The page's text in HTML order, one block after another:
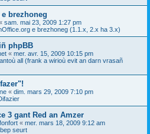
brezhoneg
sam. mai 23, 2009 1:27 pm
e brezhoneg (1.1.x, 2.x ha 3.x)
phpBB
« mer. avr. 15, 2009 10:15 pm
all (frank a wirioù evit an darn vrasañ
« dim. mars 29, 2009 7:10 pm
3 gant Red an Amzer
« mer. mars 18, 2009 9:12 am
seurt